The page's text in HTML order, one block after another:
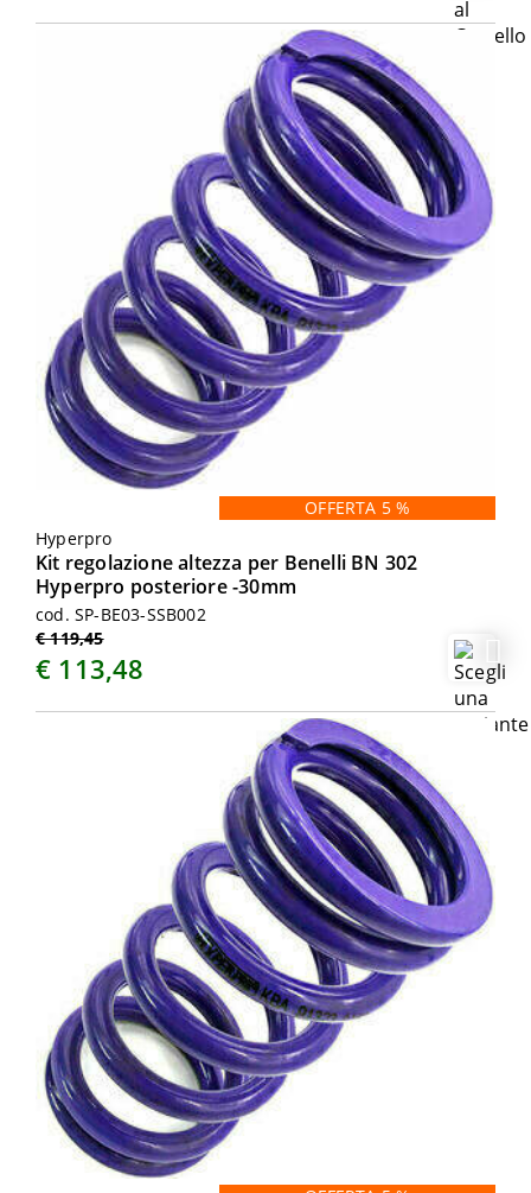
OFFERTA 5 %
Hyperpro
Kit regolazione altezza per Benelli BN 302
Hyperpro posteriore -30mm
cod. SP-BE03-SSB002
€ 119,45
€ 113,48